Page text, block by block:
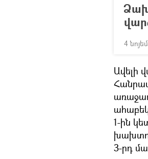
4
Ավելի
1-ին
3-րդ